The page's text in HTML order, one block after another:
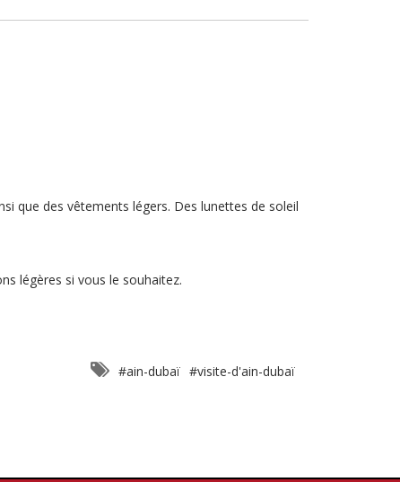
que des vêtements légers. Des lunettes de soleil
légères si vous le souhaitez.
#ain-dubaï #visite-d'ain-dubaï